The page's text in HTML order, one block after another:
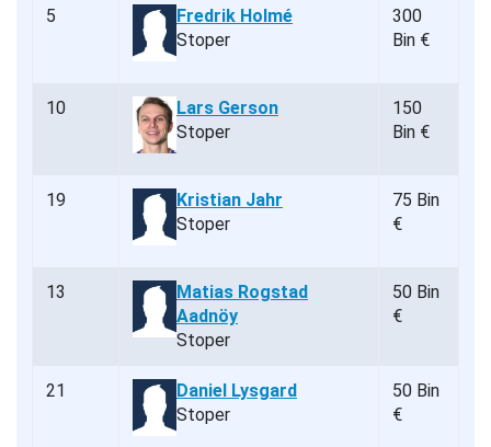
5
Fredrik Holmé
Stoper
300
Bin €
10
Lars Gerson
Stoper
150
Bin €
19
Kristian Jahr
Stoper
75 Bin
€
13
Matias Rogstad
Aadnöy
Stoper
50 Bin
€
21
Daniel Lysgard
Stoper
50 Bin
€